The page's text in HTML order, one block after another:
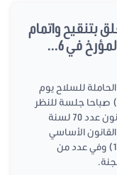
بتنقيح واتمام
للسلاح يوم
الثلاثاء 20 أفريل 2021 على الساعة (09.30) صباحا جلسة للنظر
في مقترح قانون يتعلق بتنقيح واتمام القانون عدد 70 لسنة
يتعلق بضبط القانون الأساسي
العام لقوات الأمن الداخلي (عــدد 108/2020) وفي عدد من